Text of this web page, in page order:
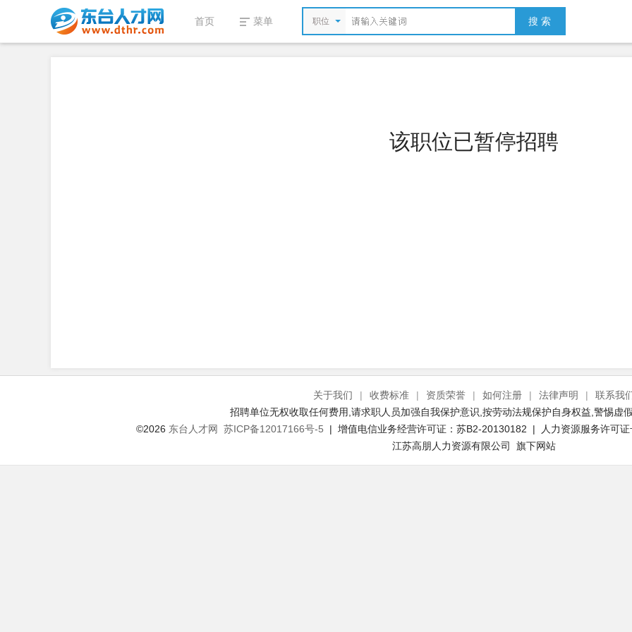
首页 菜单 职位 搜 索
该职位已暂停招聘
关于我们 | 收费标准 | 资质荣誉 | 如何注册 | 法律声明 |
联系我
招聘单位无权收取任何费用,请求职人员加强自我保护意识,按劳动法规保护自身权益,警惕虚
©2026 东台人才网 苏ICP备12017166号-5 | 增值电信业务经营许可证：苏B2-20130182 | 人力资源服务许可
江苏高朋人力资源有限公司 旗下网站